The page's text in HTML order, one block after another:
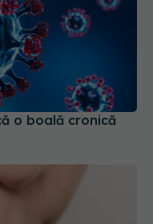
o boală cronică